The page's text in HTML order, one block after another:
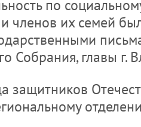
по
членов их семей
Собрания, главы г.
защитников